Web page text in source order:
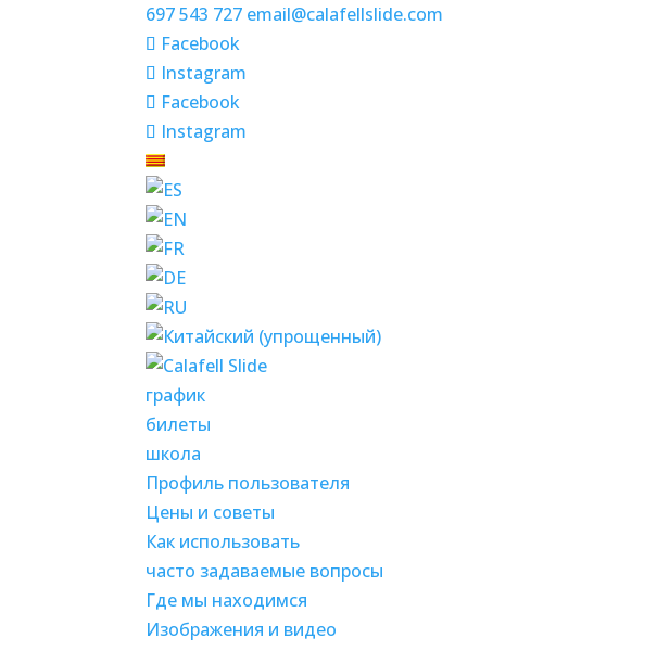
697 543 727 email@calafellslide.com
Facebook
Instagram
Facebook
Instagram
график
билеты
школа
Профиль пользователя
Цены и советы
Как использовать
часто задаваемые вопросы
Где мы находимся
Изображения и видео